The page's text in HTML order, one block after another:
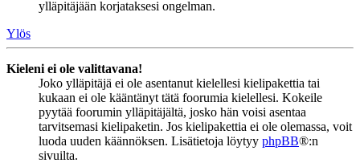
ylläpitäjään korjataksesi ongelman.
Ylös
Kieleni ei ole valittavana!
Joko ylläpitäjä ei ole asentanut kielellesi kielipakettia tai
kukaan ei ole kääntänyt tätä foorumia kielellesi. Kokeile
pyytää foorumin ylläpitäjältä, josko hän voisi asentaa
tarvitsemasi kielipaketin. Jos kielipakettia ei ole olemassa, voit
luoda uuden käännöksen. Lisätietoja löytyy phpBB®:n
sivuilta.